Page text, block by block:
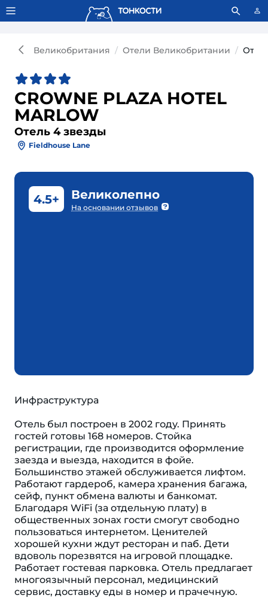
Тонкости используют сookie-файлы. Что это значит?
Великобритания Отели Великобритании
CROWNE PLAZA HOTEL
MARLOW
Отель 4 звезды
Fieldhouse Lane
4.5+ Великолепно
На основании отзывов
Инфраструктура
Отель был построен в 2002 году. Принять
гостей готовы 168 номеров. Cтойка
регистрации, где производится оформление
заезда и выезда, находится в фойе.
Большинство этажей обслуживается лифтом.
Работают гардероб, камера хранения багажа,
сейф, пункт обмена валюты и банкомат.
Благодаря WiFi (за отдельную плату) в
общественных зонах гости смогут свободно
пользоваться интернетом. Ценителей
хорошей кухни ждут ресторан и паб. Дети
вдоволь порезвятся на игровой площадке.
Работает гостевая парковка. Отель предлагает
многоязычный персонал, медицинский
сервис, доставку еды в номер и прачечную.